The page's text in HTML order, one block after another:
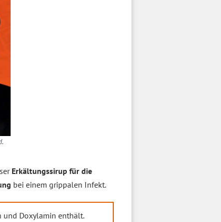
Erkältungssirup für die
bei einem grippalen Infekt.
und Doxylamin enthält.